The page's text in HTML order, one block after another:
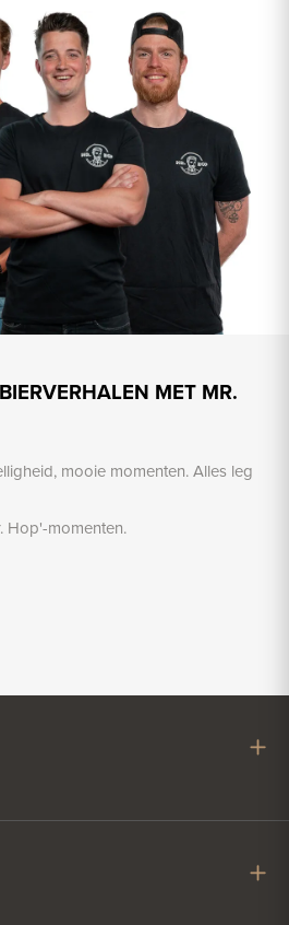
MET MR.
mooie momenten. Alles leg
Hop'-momenten.